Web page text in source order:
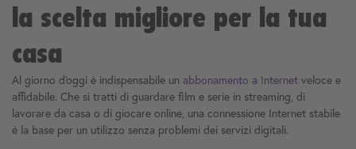
la scelta migliore per la tua
casa
Al giorno d'oggi è indispensabile un abbonamento a Internet veloce e
affidabile. Che si tratti di guardare film e serie in streaming, di
lavorare da casa o di giocare online, una connessione Internet stabile
è la base per un utilizzo senza problemi dei servizi digitali.